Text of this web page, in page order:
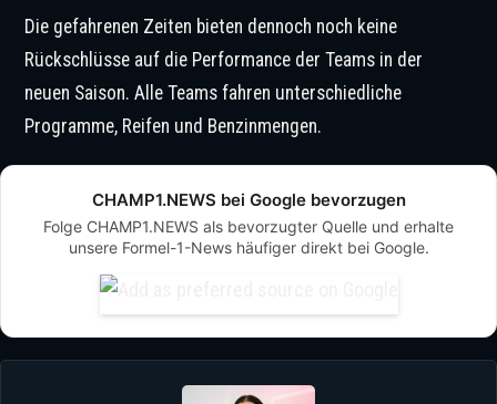
Die gefahrenen Zeiten bieten dennoch noch keine
Rückschlüsse auf die Performance der Teams in der
neuen Saison. Alle Teams fahren unterschiedliche
Programme, Reifen und Benzinmengen.
CHAMP1.NEWS bei Google bevorzugen
Folge CHAMP1.NEWS als bevorzugter Quelle und erhalte
unsere Formel-1-News häufiger direkt bei Google.